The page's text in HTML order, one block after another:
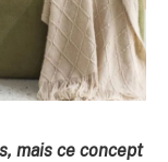
mais ce concept